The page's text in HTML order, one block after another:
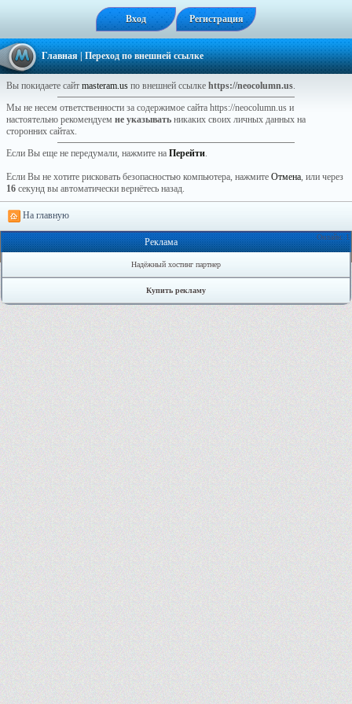
Вход Регистрация
Главная| Переход по внешней ссылке
Вы покидаете сайт masteram.us по внешней ссылке https://neocolumn.us.
Мы не несем ответственности за содержимое сайта https://neocolumn.us и
настоятельно рекомендуем не указывать никаких своих личных данных на
сторонних сайтах.
Если Вы еще не передумали, нажмите на Перейти.
Если Вы не хотите рисковать безопасностью компьютера, нажмите Отмена, или через
16 секунд вы автоматически вернётесь назад.
На главную
Онлайн: 1
Реклама
Надёжный хостинг партнер
Купить рекламу